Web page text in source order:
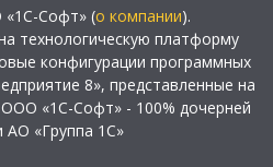
Софт» (о компании).
технологическую платформу
конфигурации программных
8», представленные на
«1С-Софт» - 100% дочерней
АО «Группа 1С»